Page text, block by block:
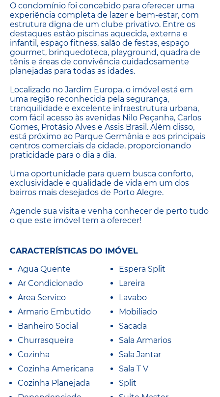
O condomínio foi concebido para oferecer uma
experiência completa de lazer e bem-estar, com
estrutura digna de um clube privativo. Entre os
destaques estão piscinas aquecida, externa e
infantil, espaço fitness, salão de festas, espaço
gourmet, brinquedoteca, playground, quadra de
tênis e áreas de convivência cuidadosamente
planejadas para todas as idades.
Localizado no Jardim Europa, o imóvel está em
uma região reconhecida pela segurança,
tranquilidade e excelente infraestrutura urbana,
com fácil acesso às avenidas Nilo Peçanha, Carlos
Gomes, Protásio Alves e Assis Brasil. Além disso,
está próximo ao Parque Germânia e aos principais
centros comerciais da cidade, proporcionando
praticidade para o dia a dia.
Uma oportunidade para quem busca conforto,
exclusividade e qualidade de vida em um dos
bairros mais desejados de Porto Alegre.
Agende sua visita e venha conhecer de perto tudo
o que este imóvel tem a oferecer!
CARACTERÍSTICAS DO IMÓVEL
Agua Quente
Ar Condicionado
Area Servico
Armario Embutido
Banheiro Social
Churrasqueira
Cozinha
Cozinha Americana
Cozinha Planejada
Espera Split
Lareira
Lavabo
Mobiliado
Sacada
Sala Armarios
Sala Jantar
Sala T V
Split